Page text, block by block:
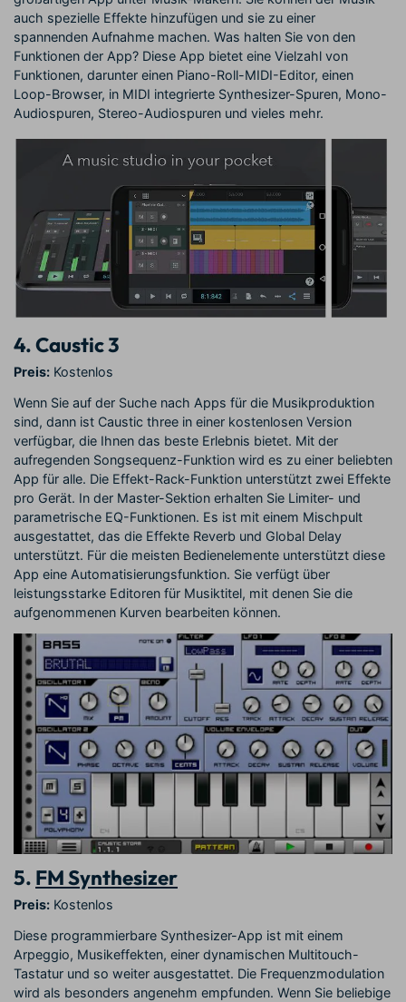
auch spezielle Effekte hinzufügen und sie zu einer
spannenden Aufnahme machen. Was halten Sie von den
Funktionen der App? Diese App bietet eine Vielzahl von
Funktionen, darunter einen Piano-Roll-MIDI-Editor, einen
Loop-Browser, in MIDI integrierte Synthesizer-Spuren, Mono-
Audiospuren, Stereo-Audiospuren und vieles mehr.
4.Caustic 3
Preis: Kostenlos
Wenn Sie auf der Suche nach Apps für die Musikproduktion
sind, dann ist Caustic three in einer kostenlosen Version
verfügbar, die Ihnen das beste Erlebnis bietet. Mit der
aufregenden Songsequenz-Funktion wird es zu einer beliebten
App für alle. Die Effekt-Rack-Funktion unterstützt zwei Effekte
pro Gerät. In der Master-Sektion erhalten Sie Limiter- und
parametrische EQ-Funktionen. Es ist mit einem Mischpult
ausgestattet, das die Effekte Reverb und Global Delay
unterstützt. Für die meisten Bedienelemente unterstützt diese
App eine Automatisierungsfunktion. Sie verfügt über
leistungsstarke Editoren für Musiktitel, mit denen Sie die
aufgenommenen Kurven bearbeiten können.
5. FM Synthesizer
Preis: Kostenlos
Diese programmierbare Synthesizer-App ist mit einem
Arpeggio, Musikeffekten, einer dynamischen Multitouch-
Tastatur und so weiter ausgestattet. Die Frequenzmodulation
wird als besonders angenehm empfunden. Wenn Sie beliebige